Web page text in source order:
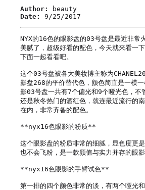
Author:
beauty
Date:
9/25/2017
NYX的16色的眼影盘的03号盘是最近非常
美腻了，超级好看的配色，今天就来看一
下面一起看看吧。
这个03号盘被各大美妆博主称为
影盘268的平价替代色，颜色简直是一模
影03号盘一共有7个偏光和9个哑光色，不
还是秋冬热门的酒红色，就连最近流行的
在内，非常齐备的配色。
**nyx16色眼影的粉质**
这个眼影盘的粉质非常的细腻，显色度更
也不会飞粉，是一款颜值与实力并存的眼影
**nyx16色眼影的手臂试色**
第一排的四个颜色非常的淡，有两个哑光